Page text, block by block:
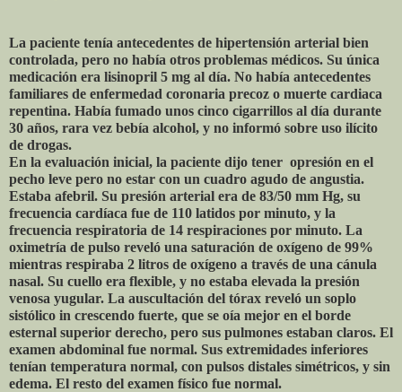
La paciente tenía antecedentes de hipertensión arterial bien
controlada, pero no había otros problemas médicos. Su única
medicación era lisinopril 5 mg al día. No había antecedentes
familiares de enfermedad coronaria precoz o muerte cardiaca
repentina. Había fumado unos cinco cigarrillos al día durante
30 años, rara vez bebía alcohol, y no informó sobre uso ilícito
de drogas.
En la evaluación inicial, la paciente dijo tener opresión en el
pecho leve pero no estar con un cuadro agudo de angustia.
Estaba afebril. Su presión arterial era de 83/50 mm Hg, su
frecuencia cardíaca fue de 110 latidos por minuto, y la
frecuencia respiratoria de 14 respiraciones por minuto. La
oximetría de pulso reveló una saturación de oxígeno de 99%
mientras respiraba 2 litros de oxígeno a través de una cánula
nasal. Su cuello era flexible, y no estaba elevada la presión
venosa yugular. La auscultación del tórax reveló un soplo
sistólico in crescendo fuerte, que se oía mejor en el borde
esternal superior derecho, pero sus pulmones estaban claros. El
examen abdominal fue normal. Sus extremidades inferiores
tenían temperatura normal, con pulsos distales simétricos, y sin
edema. El resto del examen físico fue normal.